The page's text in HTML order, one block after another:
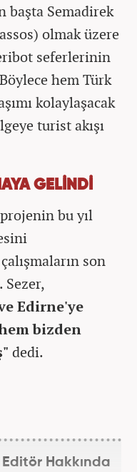
başta Semadirek
olmak üzere
seferlerinin
hem Türk
kolaylaşacak
turist akışı
GELİNDİ
bu yıl
son
Sezer,
Edirne'ye
bizden
dedi.
Editör Hakkında